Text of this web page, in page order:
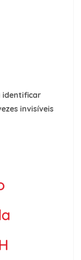
identificar
invisíveis